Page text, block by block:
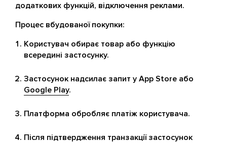
додаткових функцій, відключення реклами.
Процес вбудованої покупки:
Користувач обирає товар або функцію
всередині застосунку.
Застосунок надсилає запит у App Store або
Google Play.
Платформа обробляє платіж користувача.
Після підтвердження транзакції застосунок